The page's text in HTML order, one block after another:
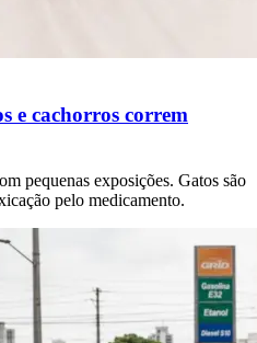
e cachorros correm
pequenas exposições. Gatos são
pelo medicamento.